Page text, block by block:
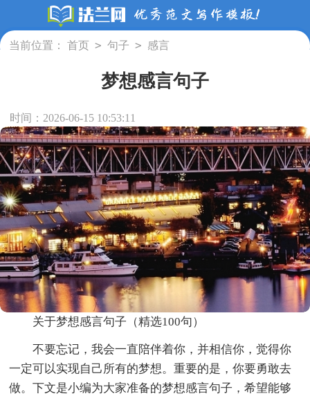
当前位置： 首页 > 句子 > 感言
梦想感言句子
时间：2026-06-15 10:53:11
关于梦想感言句子（精选100句）
不要忘记，我会一直陪伴着你，并相信你，觉得你
一定可以实现自己所有的梦想。重要的是，你要勇敢去
做。下文是小编为大家准备的梦想感言句子，希望能够